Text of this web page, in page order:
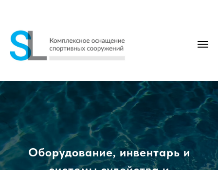
Оборудование, инвентарь и